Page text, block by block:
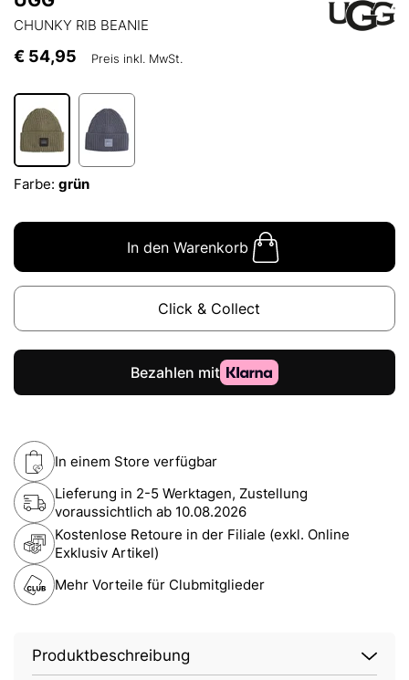
CHUNKY RIB BEANIE
€ 54,95 Preis inkl. MwSt.
Farbe: grün
In den Warenkorb
Click & Collect
In einem Store verfügbar
Lieferung in 2-5 Werktagen, Zustellung
voraussichtlich ab 10.08.2026
Kostenlose Retoure in der Filiale (exkl. Online
Exklusiv Artikel)
Mehr Vorteile für Clubmitglieder
Produktbeschreibung